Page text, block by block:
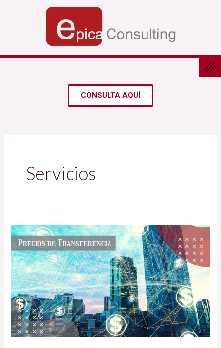
CONSULTA AQUÍ
Servicios
Precios
de
Transferencia